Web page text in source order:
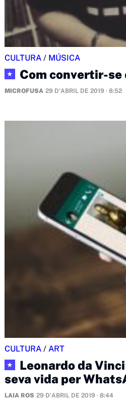
CULTURA / MÚSICA
★ Com convertir-se
MICROFUSA 29 D'ABRIL DE 2019 · 8:52
CULTURA / ART
★
Leonardo da Vinci
seva vida per
LAIA ROS 29 D'ABRIL DE 2019 · 8:44